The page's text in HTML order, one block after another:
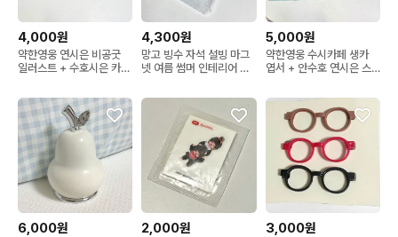
4,000원
약한영웅 연시은 비공굿
일러스트 + 수호시은 카페
4,300원
망고 빙수 자석 설빙 마그
넷 여름 썸머 인테리어 소
5,000원
약한영웅 수시카페 생카
엽서 + 안수호 연시은 스
6,000원 2,000원 3,000원